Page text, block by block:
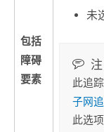
包括
障碍
要素
未
注
此追
子网
此选项